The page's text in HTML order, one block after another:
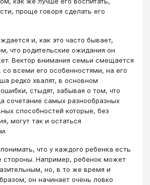
проще говоря сделать его
и, как это часто бывает,
что родительские ожидания он
Вектор внимания семьи смещается
со всеми его особенностями, на его
редко хвалят, в основном
стыдят, забывая о том, что
сочетание самых разнообразных
способностей которые, без
могут так и остаться
что у каждого ребенка есть
стороны. Например, ребенок может
но, в то же время и
он начинает очень ловко